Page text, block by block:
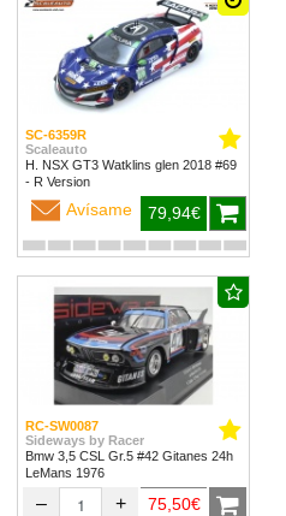
SC-6359R
Scaleauto
H. NSX GT3 Watklins glen 2018 #69
- R Version
Avísame 79,94€
RC-SW0087
Sideways by Racer
Bmw 3,5 CSL Gr.5 #42 Gitanes 24h
LeMans 1976
– + 75,50€